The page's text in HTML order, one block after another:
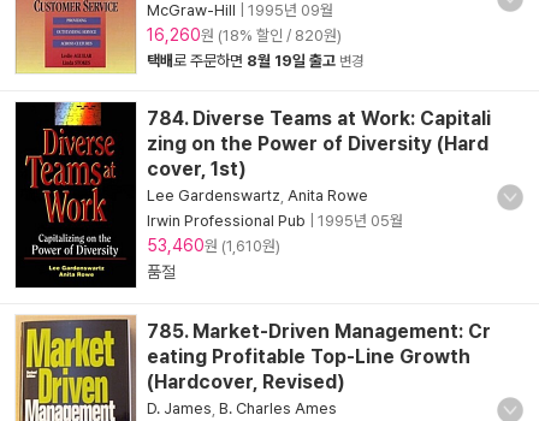
McGraw-Hill
1995년 09월
16,260원 (18% 할인 / 820원)
택배로 주문하면 8월 19일 출고 변경
784. Diverse Teams at Work: Capitali
zing on the Power of Diversity (Hard
cover, 1st)
Lee Gardenswartz Anita Rowe
Irwin Professional Pub
1995년 05월
53,460원 (1,610원)
품절
785. Market-Driven Management: Cr
eating Profitable Top-Line Growth
(Hardcover, Revised)
D. James B. Charles Ames